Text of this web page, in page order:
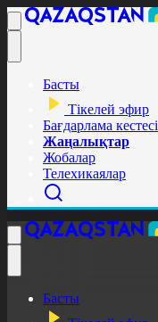
Басты
Тікелей эфир
Бағдарлама кестесі
Жаңалықтар
Жобалар
Телехикаялар
Басты